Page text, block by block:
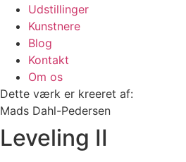
Udstillinger
Kunstnere
Blog
Kontakt
Om os
Dette værk er kreeret af:
Mads Dahl-Pedersen
Leveling II